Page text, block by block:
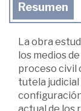
Resumen
La obra
los medios
proceso civil
tutela